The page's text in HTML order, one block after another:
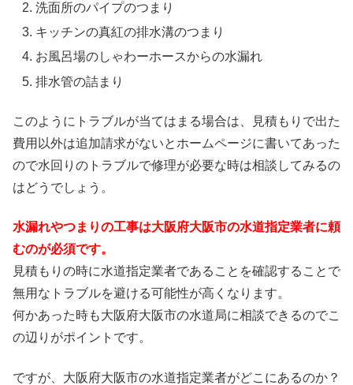
洗面所のパイプのつまり
キッチンの真紅の排水溝のつまり
お風呂場のしゃわーホースからの水漏れ
排水管の詰まり
このようにトラブルが当てはまる場合は、見積もりで出た
費用以外は追加請求がないとホームページに書いてあった
ので水回りのトラブルで修理が必要な時は相談してみるの
はどうでしょう。
水漏れやつまりの工事は大阪府大阪市の水道指定業者に頼
むのが必須です。
見積もりの時に水道指定業者であることを確認することで
無用なトラブルを避ける可能性が高くなります。
何かあった時も大阪府大阪市の水道局に相談できるのでこ
の辺りがポイントです。
ですが、大阪府大阪市の水道指定業者がどこにあるのか？